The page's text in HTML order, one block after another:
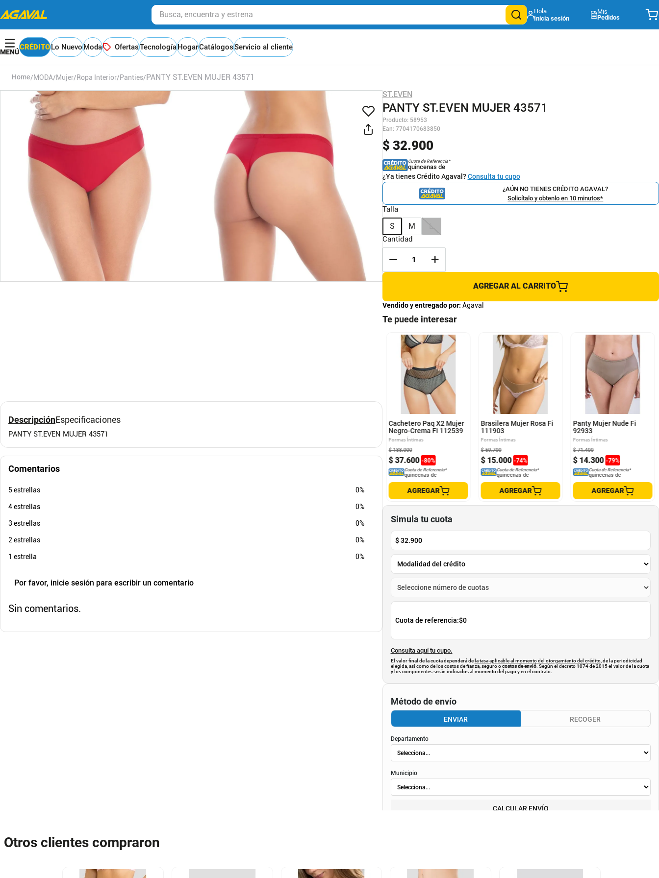
Busca, encuentra y estrena
Mis
Pedidos
CRÉDITOLo NuevoModa OfertasTecnologíaHogarCatálogosServicio al cliente
MODA Mujer Ropa Interior Panties PANTY ST.EVEN MUJER 43571
DescripciónEspecificaciones
PANTY ST.EVEN MUJER 43571
Comentarios
5 estrellas 0%
4 estrellas 0%
3 estrellas 0%
2 estrellas 0%
1 estrella 0%
Por favor, inicie sesión para escribir un comentario
Sin comentarios.
ST.EVEN
PANTY ST.EVEN MUJER 43571
Producto: 58953
Ean: 7704170683850
$ 32.900
Cuota de Referencia*
quincenas de
¿Ya tienes Crédito Agaval?Consulta tu cupo
¿AÚN NO TIENES CRÉDITO AGAVAL?
Solicítalo y obtenlo en 10 minutos*
Talla
S M
Cantidad
AGREGAR AL CARRITO
Vendido y entregado por: Agaval
Te puede interesar
Cachetero Paq X2 Mujer
Negro-Crema Fi 112539
Formas Íntimas
$ 37.600 -80%
$ 188.000
Cuota de Referencia*
quincenas de
AGREGAR
XL
Brasilera Mujer Rosa Fi
111903
Formas Íntimas
$ 15.000 -74%
$ 59.700
Cuota de Referencia*
quincenas de
AGREGAR
XXL
Panty Mujer Nude Fi
92933
Formas Íntimas
$ 14.300 -79%
$ 71.400
Cuota de Referencia*
quincenas de
AGREGAR
Simula tu cuota
$32.900
Cuota de referencia:$0
Consulta aquí tu cupo.
El valor final de la cuota dependerá de la tasa aplicable al momento del otorgamiento del crédito, de la periodicidad
elegida, así como de los costos de fianza, seguro ocostos de envió. Según el decreto 1074 de 2015 el valor de la cuota
y los componentes serán indicados al momento del pago y en el contrato.
Método de envío
ENVIAR RECOGER
Departamento
Municipio
CALCULAR ENVÍO
Otros clientes compraron